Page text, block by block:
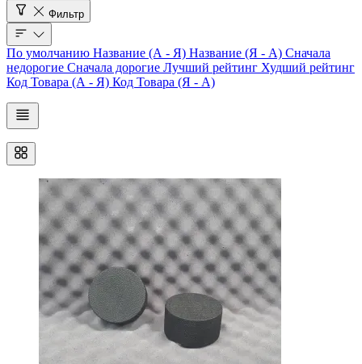
Фильтр
По умолчанию Название (А - Я) Название (Я - А) Сначала
недорогие Сначала дорогие Лучший рейтинг Худший рейтинг
Код Товара (А - Я) Код Товара (Я - А)